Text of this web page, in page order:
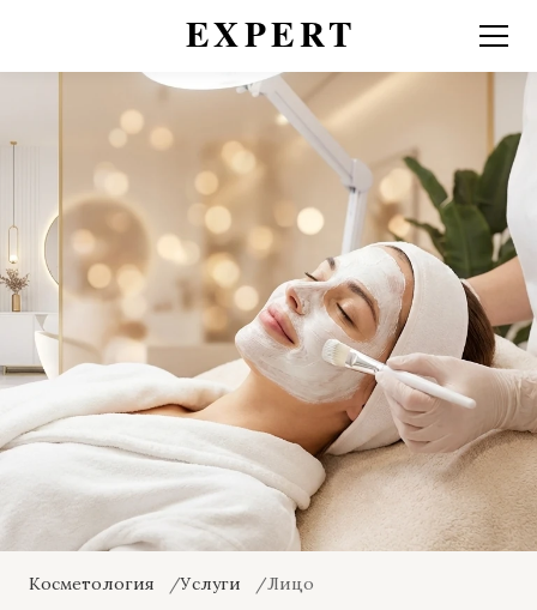
Лицо
Профессиональные процедуры для
лица в Берлине Mitte
Косметология Услуги Лицо